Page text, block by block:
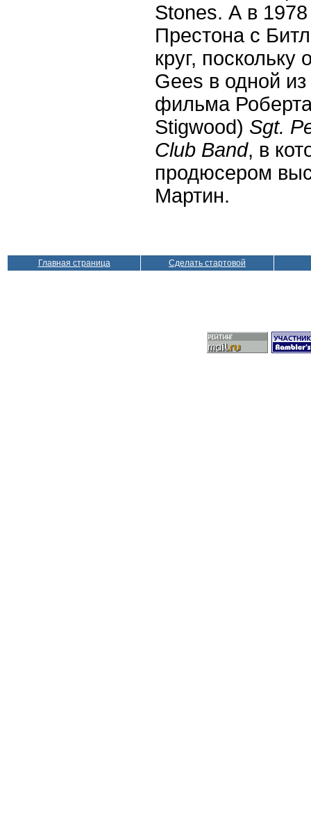
Stones. А в
Престона с
круг,
Gees в одной
фильма
Stigwood) Sgt.
Club Band, в
продюсером
Мартин.
Главная страница Сделать стартовой